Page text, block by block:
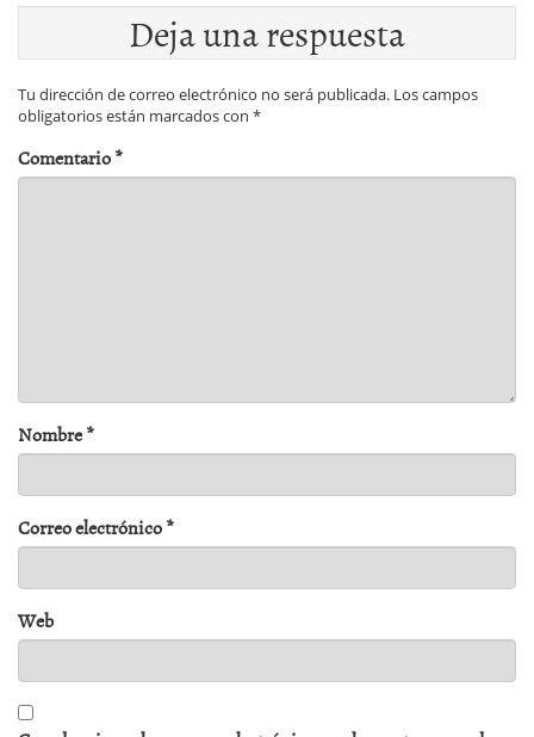
Deja una respuesta
Tu dirección de correo electrónico no será publicada. Los campos
obligatorios están marcados con *
Comentario*
Nombre*
Correo electrónico*
Web